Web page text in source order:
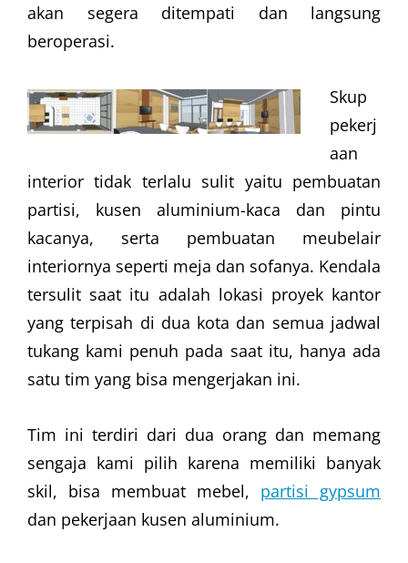
akan segera ditempati dan langsung
beroperasi.
Skup
pekerj
aan
interior tidak terlalu sulit yaitu pembuatan
partisi, kusen aluminium-kaca dan pintu
kacanya, serta pembuatan meubelair
interiornya seperti meja dan sofanya. Kendala
tersulit saat itu adalah lokasi proyek kantor
yang terpisah di dua kota dan semua jadwal
tukang kami penuh pada saat itu, hanya ada
satu tim yang bisa mengerjakan ini.
Tim ini terdiri dari dua orang dan memang
sengaja kami pilih karena memiliki banyak
skil, bisa membuat mebel, partisi gypsum
dan pekerjaan kusen aluminium.